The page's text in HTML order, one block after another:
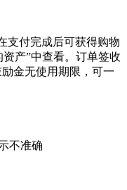
支付完成后可获得购物
资产”中查看。订单签收
金无使用期限，可一
不准确